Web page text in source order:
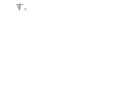
す。